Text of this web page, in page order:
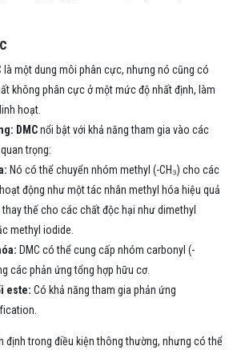
là một dung môi phân cực, nhưng nó cũng có
không phân cực ở một mức độ nhất định, làm
hoạt.
DMCnổi bật với khả năng tham gia vào các
trọng:
Nó có thể chuyển nhóm methyl (-CH₃) cho các
động như một tác nhân methyl hóa hiệu quả
thay thế cho các chất độc hại như dimethyl
methyl iodide.
DMC có thể cung cấp nhóm carbonyl (-
các phản ứng tổng hợp hữu cơ.
este: Có khả năng tham gia phản ứng
định trong điều kiện thông thường, nhưng có thể